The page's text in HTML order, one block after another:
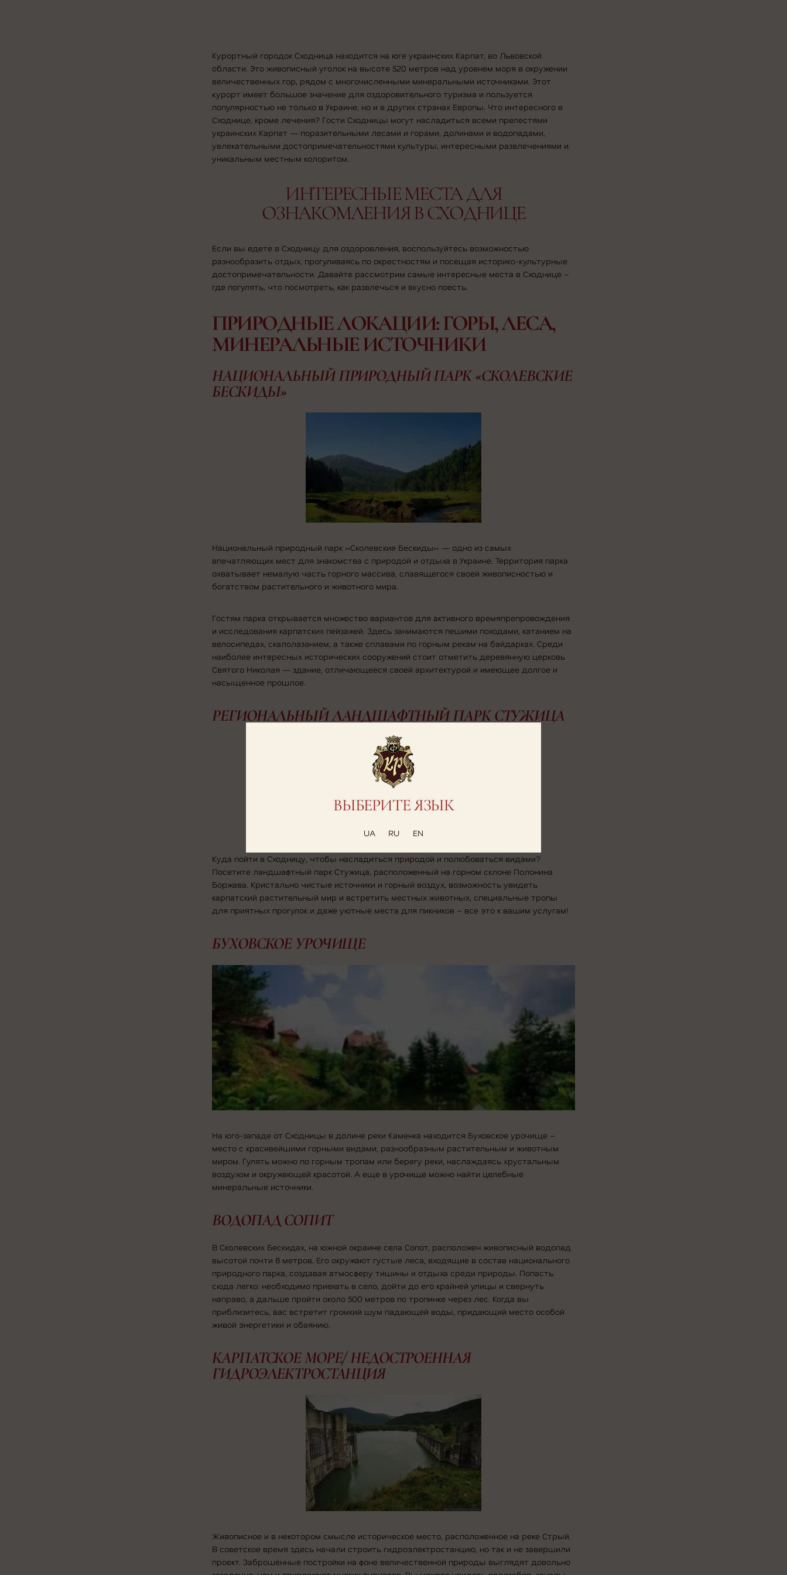
Курортный городок Сходница находится на юге украинских Карпат, во Львовской
области. Это живописный уголок на высоте 520 метров над уровнем моря в окружении
величественных гор, рядом с многочисленными минеральными источниками. Этот
курорт имеет большое значение для оздоровительного туризма и пользуется
популярностью не только в Украине, но и в других странах Европы. Что интересного в
Сходнице, кроме лечения? Гости Сходницы могут насладиться всеми прелестями
украинских Карпат — поразительными лесами и горами, долинами и водопадами,
увлекательными достопримечательностями культуры, интересными развлечениями и
уникальным местным колоритом.
ИНТЕРЕСНЫЕ МЕСТА ДЛЯ
ОЗНАКОМЛЕНИЯ В СХОДНИЦЕ
Если вы едете в Сходницу для оздоровления, воспользуйтесь возможностью
разнообразить отдых, прогуливаясь по окрестностям и посещая историко-культурные
достопримечательности. Давайте рассмотрим самые интересные места в Сходнице –
где погулять, что посмотреть, как развлечься и вкусно поесть.
ПРИРОДНЫЕ ЛОКАЦИИ: ГОРЫ, ЛЕСА,
МИНЕРАЛЬНЫЕ ИСТОЧНИКИ
НАЦИОНАЛЬНЫЙ ПРИРОДНЫЙ ПАРК «СКОЛЕВСКИЕ
БЕСКИДЫ»
Национальный природный парк «Сколевские Бескиды» — одно из самых
впечатляющих мест для знакомства с природой и отдыха в Украине. Территория парка
охватывает немалую часть горного массива, славящегося своей живописностью и
богатством растительного и животного мира.
Гостям парка открывается множество вариантов для активного времяпрепровождения
и исследования карпатских пейзажей. Здесь занимаются пешими походами, катанием на
велосипедах, скалолазанием, а также сплавами по горным рекам на байдарках. Среди
наиболее интересных исторических сооружений стоит отметить деревянную церковь
Святого Николая — здание, отличающееся своей архитектурой и имеющее долгое и
насыщенное прошлое.
РЕГИОНАЛЬНЫЙ ЛАНДШАФТНЫЙ ПАРК СТУЖИЦА
Куда пойти в Сходницу, чтобы насладиться природой и полюбоваться видами?
Посетите ландшафтный парк Стужица, расположенный на горном склоне Полонина
Боржава. Кристально чистые источники и горный воздух, возможность увидеть
карпатский растительный мир и встретить местных животных, специальные тропы
для приятных прогулок и даже уютные места для пикников – все это к вашим услугам!
БУХОВСКОЕ УРОЧИЩЕ
На юго-западе от Сходницы в долине реки Каменка находится Буховское урочище –
место с красивейшими горными видами, разнообразным растительным и животным
миром. Гулять можно по горным тропам или берегу реки, наслаждаясь хрустальным
воздухом и окружающей красотой. А еще в урочище можно найти целебные
минеральные источники.
ВОДОПАД СОПИТ
В Сколевских Бескидах, на южной окраине села Сопот, расположен живописный водопад
высотой почти 8 метров. Его окружают густые леса, входящие в состав национального
природного парка, создавая атмосферу тишины и отдыха среди природы. Попасть
сюда легко: необходимо приехать в село, дойти до его крайней улицы и свернуть
направо, а дальше пройти около 500 метров по тропинке через лес. Когда вы
приблизитесь, вас встретит громкий шум падающей воды, придающий место особой
живой энергетики и обаянию.
КАРПАТСКОЕ МОРЕ/ НЕДОСТРОЕННАЯ
ГИДРОЭЛЕКТРОСТАНЦИЯ
Живописное и в некотором смысле историческое место, расположенное на реке Стрый.
В советское время здесь начали строить гидроэлектростанцию, но так и не завершили
проект. Заброшенные постройки на фоне величественной природы выглядят довольно
ВЫБЕРИТЕ ЯЗЫК
UA RU EN